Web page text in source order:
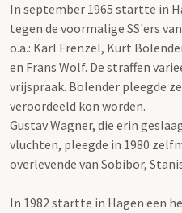
In september 1965 startte in
tegen de voormalige SS'ers
o.a.: Karl Frenzel, Kurt
en Frans Wolf. De straffen
vrijspraak. Bolender pleegde
veroordeeld kon worden.
Gustav Wagner, die erin
vluchten, pleegde in 1980
overlevende van Sobibor,
In 1982 startte in Hagen een